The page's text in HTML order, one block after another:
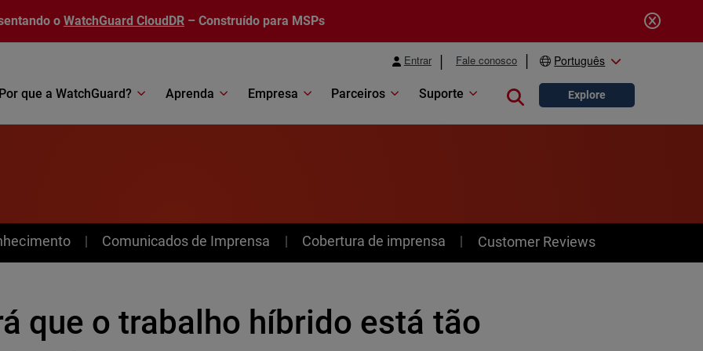
o WatchGuard CloudDR – Construído para MSPs
Entrar Fale conosco Português
Por que a WatchGuard? Aprenda Empresa Parceiros Suporte Close search
Explore
Comunicados de Imprensa Cobertura de imprensa Customer Reviews
que o trabalho híbrido está tão